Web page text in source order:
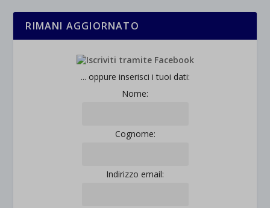
RIMANI AGGIORNATO
... oppure inserisci i tuoi dati:
Nome:
Cognome:
Indirizzo email: